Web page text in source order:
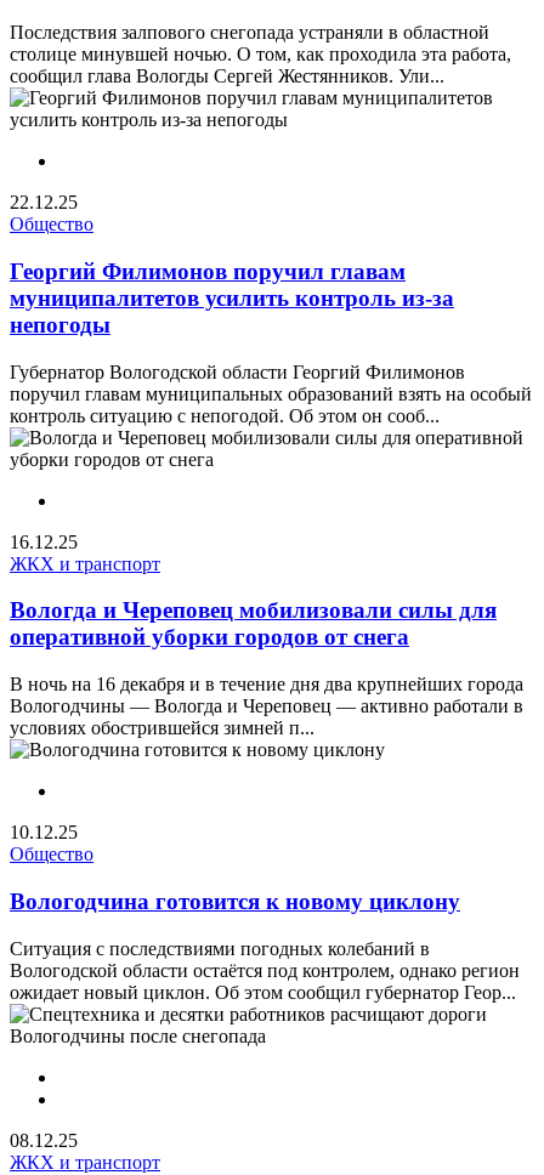
Последствия залпового снегопада устраняли в областной
столице минувшей ночью. О том, как проходила эта работа,
сообщил глава Вологды Сергей Жестянников. Ули...
22.12.25
Общество
Георгий Филимонов поручил главам
муниципалитетов усилить контроль из-за
непогоды
Губернатор Вологодской области Георгий Филимонов
поручил главам муниципальных образований взять на особый
контроль ситуацию с непогодой. Об этом он сооб...
16.12.25
ЖКХ и транспорт
Вологда и Череповец мобилизовали силы для
оперативной уборки городов от снега
В ночь на 16 декабря и в течение дня два крупнейших города
Вологодчины — Вологда и Череповец — активно работали в
условиях обострившейся зимней п...
10.12.25
Общество
Вологодчина готовится к новому циклону
Ситуация с последствиями погодных колебаний в
Вологодской области остаётся под контролем, однако регион
ожидает новый циклон. Об этом сообщил губернатор Геор...
08.12.25
ЖКХ и транспорт